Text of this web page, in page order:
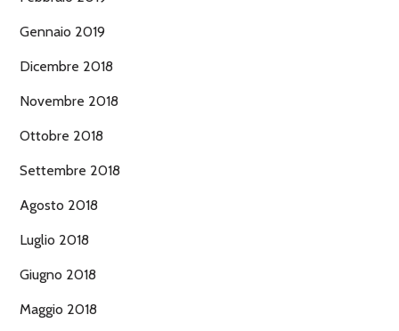
Gennaio 2019
Dicembre 2018
Novembre 2018
Ottobre 2018
Settembre 2018
Agosto 2018
Luglio 2018
Giugno 2018
Maggio 2018